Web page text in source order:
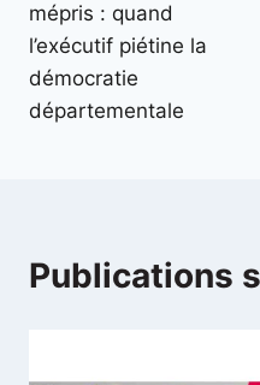
mépris : quand
l’exécutif piétine la
démocratie
départementale
Publications